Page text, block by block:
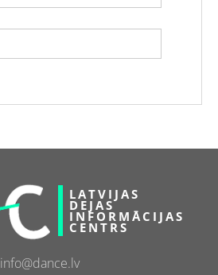
LATVIJAS
DEJAS
INFORMĀCIJAS
CENTRS
info@dance.lv